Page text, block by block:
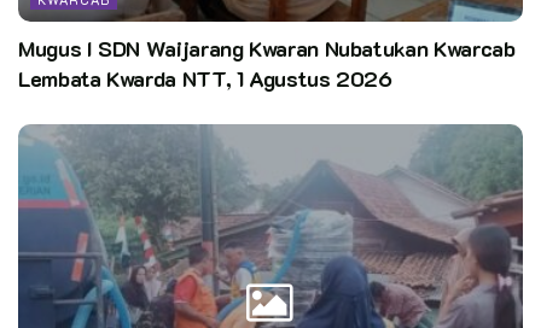
Mugus I SDN Waijarang Kwaran Nubatukan Kwarcab
Lembata Kwarda NTT, 1 Agustus 2026